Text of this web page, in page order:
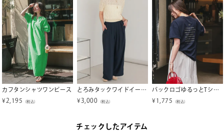
カフタンシャツワンピース
¥ 2,195 （税込）
とろみタックワイドイージーパンツ
¥ 3,000 （税込）
バックロゴゆるっとTシャツ【メール便可／90】
¥ 1,775 （税込）
チェックしたアイテム